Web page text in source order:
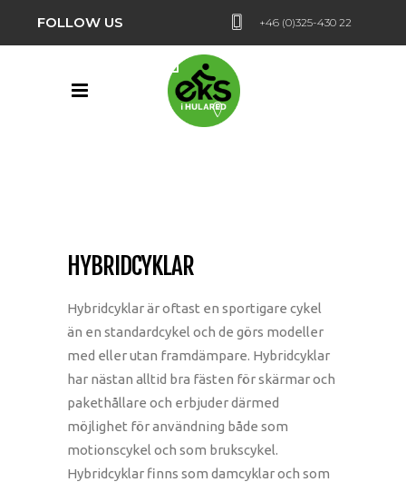
FOLLOW US +46 (0)325-430 22
HYBRIDCYKLAR
Hybridcyklar är oftast en sportigare cykel
än en standardcykel och de görs modeller
med eller utan framdämpare. Hybridcyklar
har nästan alltid bra fästen för skärmar och
pakethållare och erbjuder därmed
möjlighet för användning både som
motionscykel och som brukscykel.
Hybridcyklar finns som damcyklar och som